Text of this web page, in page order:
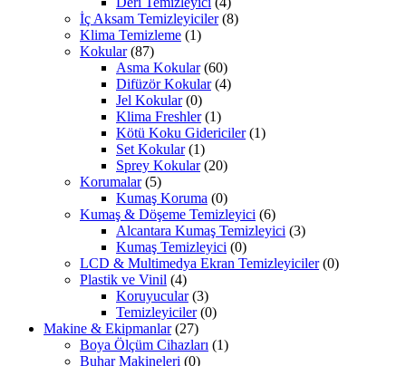
İç Aksam Temizleyiciler (8)
Klima Temizleme (1)
Kokular (87)
Asma Kokular (60)
Difüzör Kokular (4)
Jel Kokular (0)
Klima Freshler (1)
Kötü Koku Gidericiler (1)
Set Kokular (1)
Sprey Kokular (20)
Korumalar (5)
Kumaş Koruma (0)
Kumaş & Döşeme Temizleyici (6)
Alcantara Kumaş Temizleyici (3)
Kumaş Temizleyici (0)
LCD & Multimedya Ekran Temizleyiciler (0)
Plastik ve Vinil (4)
Koruyucular (3)
Temizleyiciler (0)
Makine & Ekipmanlar (27)
Boya Ölçüm Cihazları (1)
Buhar Makineleri (0)